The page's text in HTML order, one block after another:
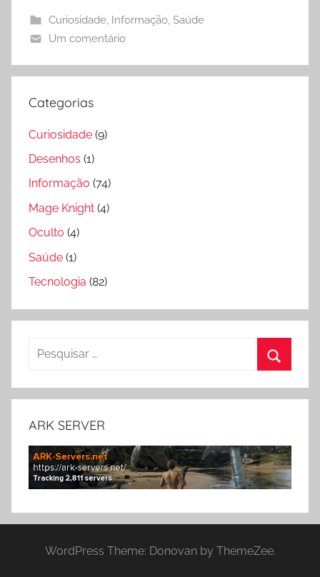
Curiosidade, Informação, Saúde
Um comentário
Categorias
Curiosidade (9)
Desenhos (1)
Informação (74)
Mage Knight (4)
Oculto (4)
Saúde (1)
Tecnologia (82)
Pesquisar
ARK SERVER
WordPress Theme: Donovan by ThemeZee.